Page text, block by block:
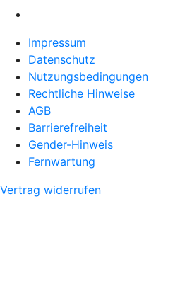
Impressum
Datenschutz
Nutzungsbedingungen
Rechtliche Hinweise
AGB
Barrierefreiheit
Gender-Hinweis
Fernwartung
Vertrag widerrufen